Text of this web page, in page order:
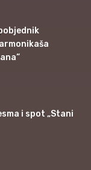
i spot „Stani